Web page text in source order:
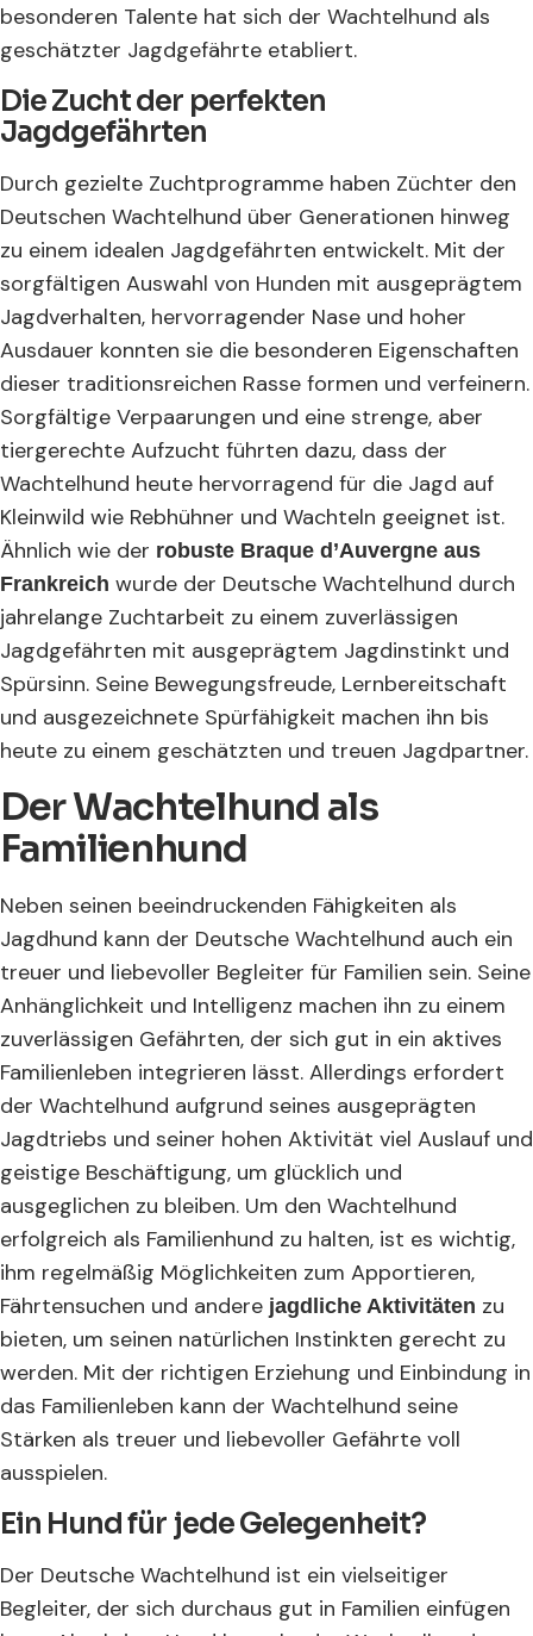
besonderen Talente hat sich der Wachtelhund als
geschätzter Jagdgefährte etabliert.
Die Zucht der perfekten
Jagdgefährten
Durch gezielte Zuchtprogramme haben Züchter den
Deutschen Wachtelhund über Generationen hinweg
zu einem idealen Jagdgefährten entwickelt. Mit der
sorgfältigen Auswahl von Hunden mit ausgeprägtem
Jagdverhalten, hervorragender Nase und hoher
Ausdauer konnten sie die besonderen Eigenschaften
dieser traditionsreichen Rasse formen und verfeinern.
Sorgfältige Verpaarungen und eine strenge, aber
tiergerechte Aufzucht führten dazu, dass der
Wachtelhund heute hervorragend für die Jagd auf
Kleinwild wie Rebhühner und Wachteln geeignet ist.
Ähnlich wie der robuste Braque d’Auvergne aus
Frankreich wurde der Deutsche Wachtelhund durch
jahrelange Zuchtarbeit zu einem zuverlässigen
Jagdgefährten mit ausgeprägtem Jagdinstinkt und
Spürsinn. Seine Bewegungsfreude, Lernbereitschaft
und ausgezeichnete Spürfähigkeit machen ihn bis
heute zu einem geschätzten und treuen Jagdpartner.
Der Wachtelhund als
Familienhund
Neben seinen beeindruckenden Fähigkeiten als
Jagdhund kann der Deutsche Wachtelhund auch ein
treuer und liebevoller Begleiter für Familien sein. Seine
Anhänglichkeit und Intelligenz machen ihn zu einem
zuverlässigen Gefährten, der sich gut in ein aktives
Familienleben integrieren lässt. Allerdings erfordert
der Wachtelhund aufgrund seines ausgeprägten
Jagdtriebs und seiner hohen Aktivität viel Auslauf und
geistige Beschäftigung, um glücklich und
ausgeglichen zu bleiben. Um den Wachtelhund
erfolgreich als Familienhund zu halten, ist es wichtig,
ihm regelmäßig Möglichkeiten zum Apportieren,
Fährtensuchen und andere jagdliche Aktivitäten zu
bieten, um seinen natürlichen Instinkten gerecht zu
werden. Mit der richtigen Erziehung und Einbindung in
das Familienleben kann der Wachtelhund seine
Stärken als treuer und liebevoller Gefährte voll
ausspielen.
Ein Hund für jede Gelegenheit?
Der Deutsche Wachtelhund ist ein vielseitiger
Begleiter, der sich durchaus gut in Familien einfügen